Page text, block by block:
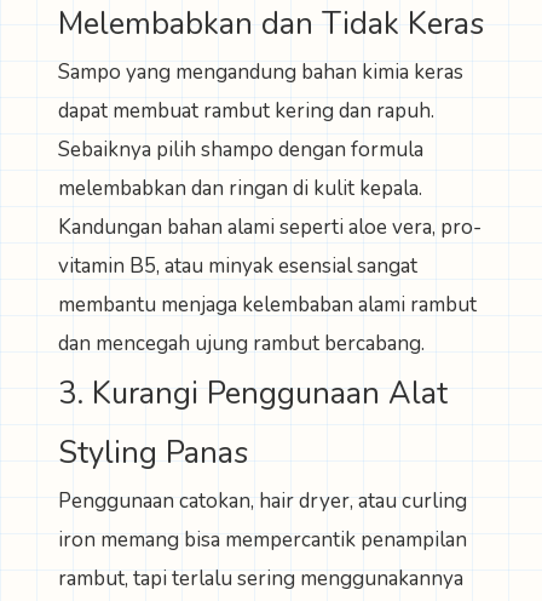
Melembabkan dan Tidak Keras
Sampo yang mengandung bahan kimia keras
dapat membuat rambut kering dan rapuh.
Sebaiknya pilih shampo dengan formula
melembabkan dan ringan di kulit kepala.
Kandungan bahan alami seperti aloe vera, pro-
vitamin B5, atau minyak esensial sangat
membantu menjaga kelembaban alami rambut
dan mencegah ujung rambut bercabang.
3. Kurangi Penggunaan Alat
Styling Panas
Penggunaan catokan, hair dryer, atau curling
iron memang bisa mempercantik penampilan
rambut, tapi terlalu sering menggunakannya